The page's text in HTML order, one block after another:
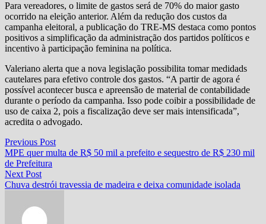
Para vereadores, o limite de gastos será de 70% do maior gasto
ocorrido na eleição anterior. Além da redução dos custos da
campanha eleitoral, a publicação do TRE-MS destaca como pontos
positivos a simplificação da administração dos partidos políticos e
incentivo à participação feminina na política.
Valeriano alerta que a nova legislação possibilita tomar medidads
cautelares para efetivo controle dos gastos. “A partir de agora é
possível acontecer busca e apreensão de material de contabilidade
durante o período da campanha. Isso pode coibir a possibilidade de
uso de caixa 2, pois a fiscalização deve ser mais intensificada”,
acredita o advogado.
Navegação
de
Post
Previous PostPrevious
post:
MPE quer multa de R$ 50 mil a prefeito e sequestro de R$ 230 mil
de Prefeitura
Next PostNext
post:
Chuva destrói travessia de madeira e deixa comunidade isolada